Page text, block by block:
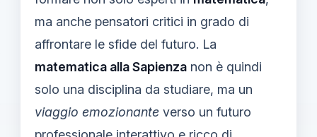
ma anche pensatori critici in grado di
affrontare le sfide del futuro. La
matematica alla Sapienza non è quindi
solo una disciplina da studiare, ma un
viaggio emozionante verso un futuro